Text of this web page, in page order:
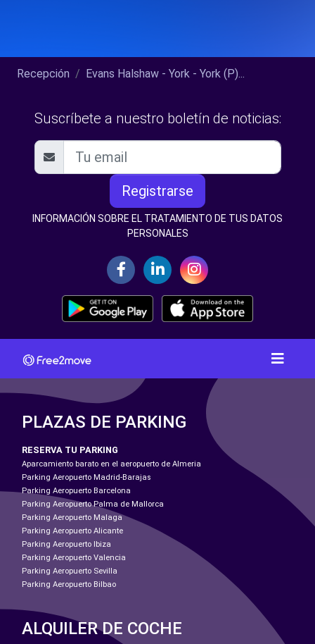
Recepción Evans Halshaw - York - York (P)...
Suscríbete a nuestro boletín de noticias:
Registrarse
INFORMACIÓN SOBRE EL TRATAMIENTO DE TUS DATOS
PERSONALES
PLAZAS DE PARKING
RESERVA TU PARKING
Aparcamiento barato en el aeropuerto de Almeria
Parking Aeropuerto Madrid-Barajas
Parking Aeropuerto Barcelona
Parking Aeropuerto Palma de Mallorca
Parking Aeropuerto Malaga
Parking Aeropuerto Alicante
Parking Aeropuerto Ibiza
Parking Aeropuerto Valencia
Parking Aeropuerto Sevilla
Parking Aeropuerto Bilbao
ALQUILER DE COCHE